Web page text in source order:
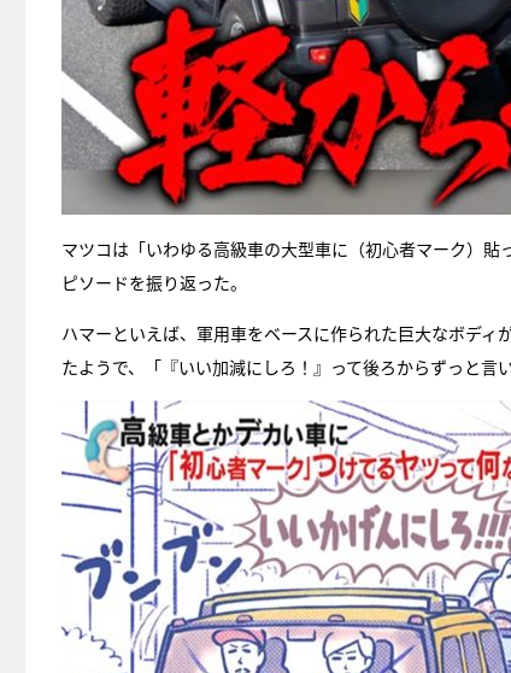
マツコは「いわゆる高級車の大型車に（初心者マーク）
ピソードを振り返った。
ハマーといえば、軍用車をベースに作られた巨大なボデ
たようで、「『いい加減にしろ！』って後ろからずっと言